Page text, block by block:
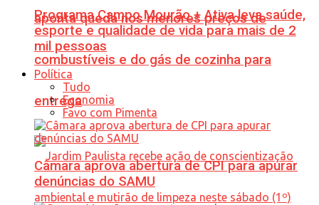
aponta queda nos menores preços de
combustíveis e do gás de cozinha para
entrega
Programa Campo Mourão + Ativa leva saúde,
esporte e qualidade de vida para mais de 2
mil pessoas
Política
Tudo
Economia
Favo com Pimenta
Câmara aprova abertura de CPI para apurar
denúncias do SAMU